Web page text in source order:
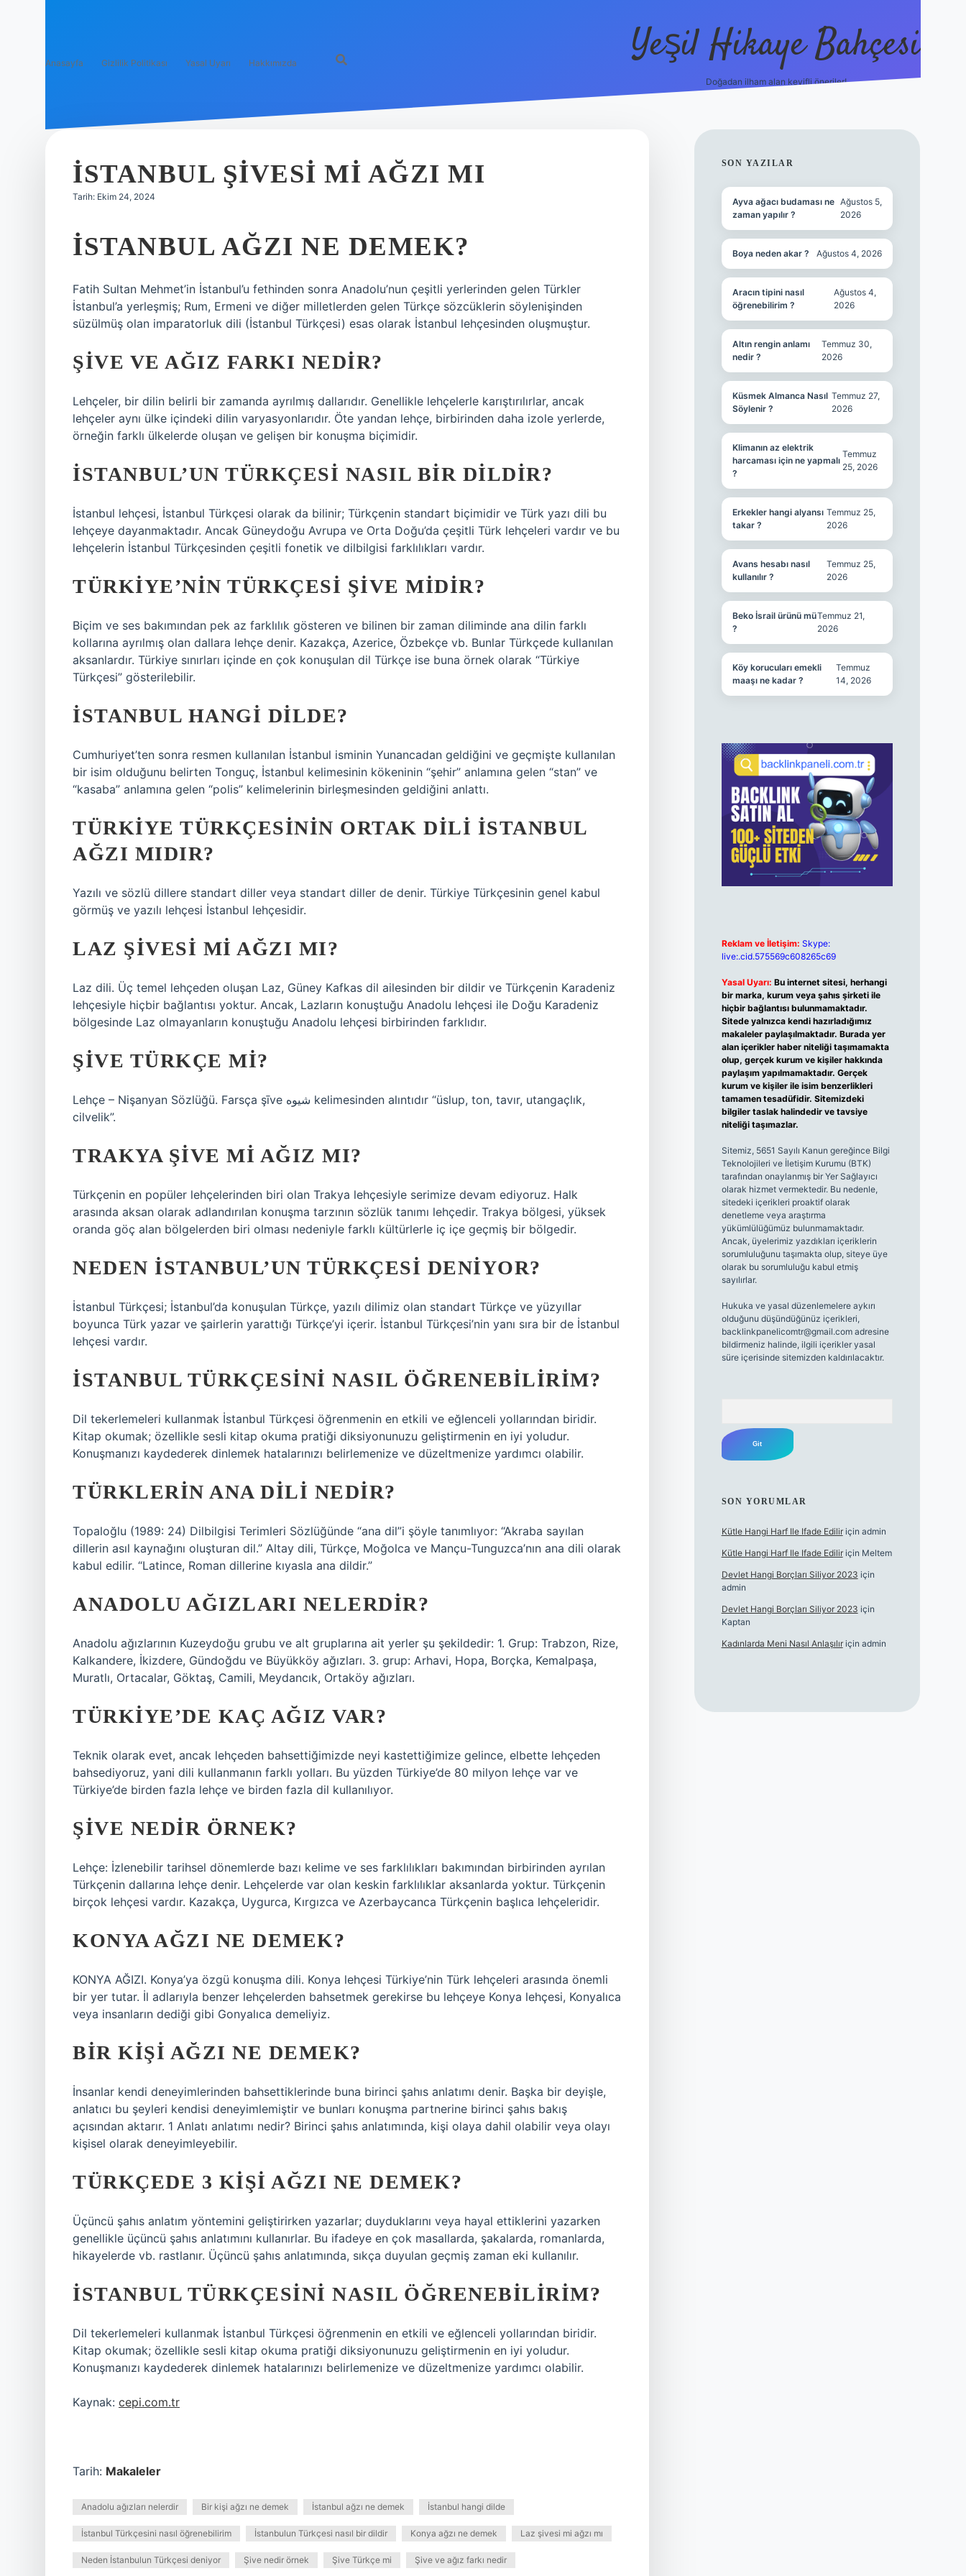
Anasayfa Gizlilik Politikası Yasal Uyarı Hakkımızda Yeşil Hikaye Bahçesi
Doğadan ilham alan keyifli öneriler!
İSTANBUL ŞIVESI MI AĞZI MI
Tarih: Ekim 24, 2024
İSTANBUL AĞZI NE DEMEK?
Fatih Sultan Mehmet’in İstanbul’u fethinden sonra Anadolu’nun çeşitli yerlerinden gelen Türkler
İstanbul’a yerleşmiş; Rum, Ermeni ve diğer milletlerden gelen Türkçe sözcüklerin söylenişinden
süzülmüş olan imparatorluk dili (İstanbul Türkçesi) esas olarak İstanbul lehçesinden oluşmuştur.
ŞIVE VE AĞIZ FARKI NEDIR?
Lehçeler, bir dilin belirli bir zamanda ayrılmış dallarıdır. Genellikle lehçelerle karıştırılırlar, ancak
lehçeler aynı ülke içindeki dilin varyasyonlarıdır. Öte yandan lehçe, birbirinden daha izole yerlerde,
örneğin farklı ülkelerde oluşan ve gelişen bir konuşma biçimidir.
İSTANBUL’UN TÜRKÇESI NASIL BIR DILDIR?
İstanbul lehçesi, İstanbul Türkçesi olarak da bilinir; Türkçenin standart biçimidir ve Türk yazı dili bu
lehçeye dayanmaktadır. Ancak Güneydoğu Avrupa ve Orta Doğu’da çeşitli Türk lehçeleri vardır ve bu
lehçelerin İstanbul Türkçesinden çeşitli fonetik ve dilbilgisi farklılıkları vardır.
TÜRKIYE’NIN TÜRKÇESI ŞIVE MIDIR?
Biçim ve ses bakımından pek az farklılık gösteren ve bilinen bir zaman diliminde ana dilin farklı
kollarına ayrılmış olan dallara lehçe denir. Kazakça, Azerice, Özbekçe vb. Bunlar Türkçede kullanılan
aksanlardır. Türkiye sınırları içinde en çok konuşulan dil Türkçe ise buna örnek olarak “Türkiye
Türkçesi” gösterilebilir.
İSTANBUL HANGI DILDE?
Cumhuriyet’ten sonra resmen kullanılan İstanbul isminin Yunancadan geldiğini ve geçmişte kullanılan
bir isim olduğunu belirten Tonguç, İstanbul kelimesinin kökeninin “şehir” anlamına gelen “stan” ve
“kasaba” anlamına gelen “polis” kelimelerinin birleşmesinden geldiğini anlattı.
TÜRKIYE TÜRKÇESININ ORTAK DILI İSTANBUL
AĞZI MIDIR?
Yazılı ve sözlü dillere standart diller veya standart diller de denir. Türkiye Türkçesinin genel kabul
görmüş ve yazılı lehçesi İstanbul lehçesidir.
LAZ ŞIVESI MI AĞZI MI?
Laz dili. Üç temel lehçeden oluşan Laz, Güney Kafkas dil ailesinden bir dildir ve Türkçenin Karadeniz
lehçesiyle hiçbir bağlantısı yoktur. Ancak, Lazların konuştuğu Anadolu lehçesi ile Doğu Karadeniz
bölgesinde Laz olmayanların konuştuğu Anadolu lehçesi birbirinden farklıdır.
ŞIVE TÜRKÇE MI?
Lehçe – Nişanyan Sözlüğü. Farsça şīve شیوه kelimesinden alıntıdır “üslup, ton, tavır, utangaçlık,
cilvelik”.
TRAKYA ŞIVE MI AĞIZ MI?
Türkçenin en popüler lehçelerinden biri olan Trakya lehçesiyle serimize devam ediyoruz. Halk
arasında aksan olarak adlandırılan konuşma tarzının sözlük tanımı lehçedir. Trakya bölgesi, yüksek
oranda göç alan bölgelerden biri olması nedeniyle farklı kültürlerle iç içe geçmiş bir bölgedir.
NEDEN İSTANBUL’UN TÜRKÇESI DENIYOR?
İstanbul Türkçesi; İstanbul’da konuşulan Türkçe, yazılı dilimiz olan standart Türkçe ve yüzyıllar
boyunca Türk yazar ve şairlerin yarattığı Türkçe’yi içerir. İstanbul Türkçesi’nin yanı sıra bir de İstanbul
lehçesi vardır.
İSTANBUL TÜRKÇESINI NASIL ÖĞRENEBILIRIM?
Dil tekerlemeleri kullanmak İstanbul Türkçesi öğrenmenin en etkili ve eğlenceli yollarından biridir.
Kitap okumak; özellikle sesli kitap okuma pratiği diksiyonunuzu geliştirmenin en iyi yoludur.
Konuşmanızı kaydederek dinlemek hatalarınızı belirlemenize ve düzeltmenize yardımcı olabilir.
TÜRKLERIN ANA DILI NEDIR?
Topaloğlu (1989: 24) Dilbilgisi Terimleri Sözlüğünde “ana dil”i şöyle tanımlıyor: “Akraba sayılan
dillerin asıl kaynağını oluşturan dil.” Altay dili, Türkçe, Moğolca ve Mançu-Tunguzca’nın ana dili olarak
kabul edilir. “Latince, Roman dillerine kıyasla ana dildir.”
ANADOLU AĞIZLARI NELERDIR?
Anadolu ağızlarının Kuzeydoğu grubu ve alt gruplarına ait yerler şu şekildedir: 1. Grup: Trabzon, Rize,
Kalkandere, İkizdere, Gündoğdu ve Büyükköy ağızları. 3. grup: Arhavi, Hopa, Borçka, Kemalpaşa,
Muratlı, Ortacalar, Göktaş, Camili, Meydancık, Ortaköy ağızları.
TÜRKIYE’DE KAÇ AĞIZ VAR?
Teknik olarak evet, ancak lehçeden bahsettiğimizde neyi kastettiğimize gelince, elbette lehçeden
bahsediyoruz, yani dili kullanmanın farklı yolları. Bu yüzden Türkiye’de 80 milyon lehçe var ve
Türkiye’de birden fazla lehçe ve birden fazla dil kullanılıyor.
ŞIVE NEDIR ÖRNEK?
Lehçe: İzlenebilir tarihsel dönemlerde bazı kelime ve ses farklılıkları bakımından birbirinden ayrılan
Türkçenin dallarına lehçe denir. Lehçelerde var olan keskin farklılıklar aksanlarda yoktur. Türkçenin
birçok lehçesi vardır. Kazakça, Uygurca, Kırgızca ve Azerbaycanca Türkçenin başlıca lehçeleridir.
KONYA AĞZI NE DEMEK?
KONYA AĞIZI. Konya’ya özgü konuşma dili. Konya lehçesi Türkiye’nin Türk lehçeleri arasında önemli
bir yer tutar. İl adlarıyla benzer lehçelerden bahsetmek gerekirse bu lehçeye Konya lehçesi, Konyalıca
veya insanların dediği gibi Gonyalıca demeliyiz.
BIR KIŞI AĞZI NE DEMEK?
İnsanlar kendi deneyimlerinden bahsettiklerinde buna birinci şahıs anlatımı denir. Başka bir deyişle,
anlatıcı bu şeyleri kendisi deneyimlemiştir ve bunları konuşma partnerine birinci şahıs bakış
açısından aktarır. 1 Anlatı anlatımı nedir? Birinci şahıs anlatımında, kişi olaya dahil olabilir veya olayı
kişisel olarak deneyimleyebilir.
TÜRKÇEDE 3 KIŞI AĞZI NE DEMEK?
Üçüncü şahıs anlatım yöntemini geliştirirken yazarlar; duyduklarını veya hayal ettiklerini yazarken
genellikle üçüncü şahıs anlatımını kullanırlar. Bu ifadeye en çok masallarda, şakalarda, romanlarda,
hikayelerde vb. rastlanır. Üçüncü şahıs anlatımında, sıkça duyulan geçmiş zaman eki kullanılır.
İSTANBUL TÜRKÇESINI NASIL ÖĞRENEBILIRIM?
Dil tekerlemeleri kullanmak İstanbul Türkçesi öğrenmenin en etkili ve eğlenceli yollarından biridir.
Kitap okumak; özellikle sesli kitap okuma pratiği diksiyonunuzu geliştirmenin en iyi yoludur.
Konuşmanızı kaydederek dinlemek hatalarınızı belirlemenize ve düzeltmenize yardımcı olabilir.
Kaynak: cepi.com.tr
Tarih: Makaleler
Anadolu ağızları nelerdir Bir kişi ağzı ne demek İstanbul ağzı ne demek İstanbul hangi dilde
İstanbul Türkçesini nasıl öğrenebilirim İstanbulun Türkçesi nasıl bir dildir Konya ağzı ne demek Laz şivesi mi ağzı mı
Neden İstanbulun Türkçesi deniyor Şive nedir örnek Şive Türkçe mi Şive ve ağız farkı nedir
SIDEBAR
SON YAZILAR
Ayva ağacı budaması ne
zaman yapılır ?
Ağustos 5,
2026
Boya neden akar ? Ağustos 4, 2026
Aracın tipini nasıl
öğrenebilirim ?
Ağustos 4,
2026
Altın rengin anlamı
nedir ?
Temmuz 30,
2026
Küsmek Almanca Nasıl
Söylenir ?
Temmuz 27,
2026
Klimanın az elektrik
harcaması için ne yapmalı
?
Temmuz
25, 2026
Erkekler hangi alyansı
takar ?
Temmuz 25,
2026
Avans hesabı nasıl
kullanılır ?
Temmuz 25,
2026
Beko İsrail ürünü mü
?
Temmuz 21,
2026
Köy korucuları emekli
maaşı ne kadar ?
Temmuz
14, 2026
Reklam ve İletişim: Skype:
live:.cid.575569c608265c69
Yasal Uyarı: Bu internet sitesi, herhangi
bir marka, kurum veya şahıs şirketi ile
hiçbir bağlantısı bulunmamaktadır.
Sitede yalnızca kendi hazırladığımız
makaleler paylaşılmaktadır. Burada yer
alan içerikler haber niteliği taşımamakta
olup, gerçek kurum ve kişiler hakkında
paylaşım yapılmamaktadır. Gerçek
kurum ve kişiler ile isim benzerlikleri
tamamen tesadüfidir. Sitemizdeki
bilgiler taslak halindedir ve tavsiye
niteliği taşımazlar.
Sitemiz, 5651 Sayılı Kanun gereğince Bilgi
Teknolojileri ve İletişim Kurumu (BTK)
tarafından onaylanmış bir Yer Sağlayıcı
olarak hizmet vermektedir. Bu nedenle,
sitedeki içerikleri proaktif olarak
denetleme veya araştırma
yükümlülüğümüz bulunmamaktadır.
Ancak, üyelerimiz yazdıkları içeriklerin
sorumluluğunu taşımakta olup, siteye üye
olarak bu sorumluluğu kabul etmiş
sayılırlar.
Hukuka ve yasal düzenlemelere aykırı
olduğunu düşündüğünüz içerikleri,
backlinkpanelicomtr@gmail.comadresine
bildirmeniz halinde, ilgili içerikler yasal
süre içerisinde sitemizden kaldırılacaktır.
SON YORUMLAR
Kütle Hangi Harf Ile Ifade Ediliriçin admin
Kütle Hangi Harf Ile Ifade Ediliriçin Meltem
Devlet Hangi Borçları Siliyor 2023 için
admin
Devlet Hangi Borçları Siliyor 2023 için
Kaptan
Kadınlarda Meni Nasıl Anlaşılıriçin admin
en güvenilir